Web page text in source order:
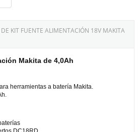
KIT FUENTE ALIMENTACIÓN 18V MAKITA
Makita de 4,0Ah
herramientas a batería Makita.